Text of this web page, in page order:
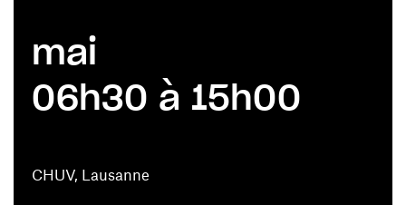
mai
06h30 à 15h00
CHUV, Lausanne